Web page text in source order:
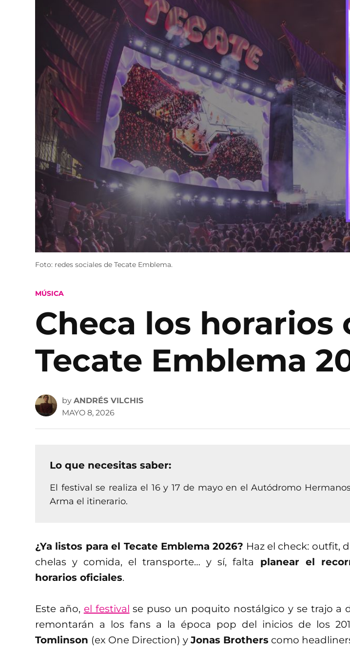
Foto: redes sociales de Tecate Emblema.
POSTED
MÚSICA
Checa los horarios
Tecate Emblema
by ANDRÉS VILCHIS
MAYO 8, 2026
Lo que necesitas saber:
El festival se realiza el 16 y 17 de mayo en el Autódromo
Arma el itinerario.
¿Ya listos para el Tecate Emblema 2026? Haz el check: outfit,
chelas y comida, el transporte… y sí, falta planear el
horarios oficiales.
Este año, el festival se puso un poquito nostálgico y se trajo a
remontarán a los fans a la época pop del inicios de los
Tomlinson (ex One Direction) y Jonas Brothers como